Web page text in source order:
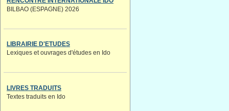
BILBAO (ESPAGNE) 2026
LIBRAIRIE D'ETUDES
Lexiques et ouvrages d'études en Ido
LIVRES TRADUITS
Textes traduits en Ido